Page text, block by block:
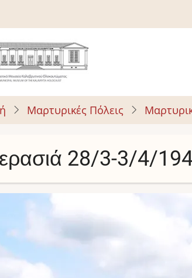
Μαρτυρικές Πόλεις
28/3-3/4/